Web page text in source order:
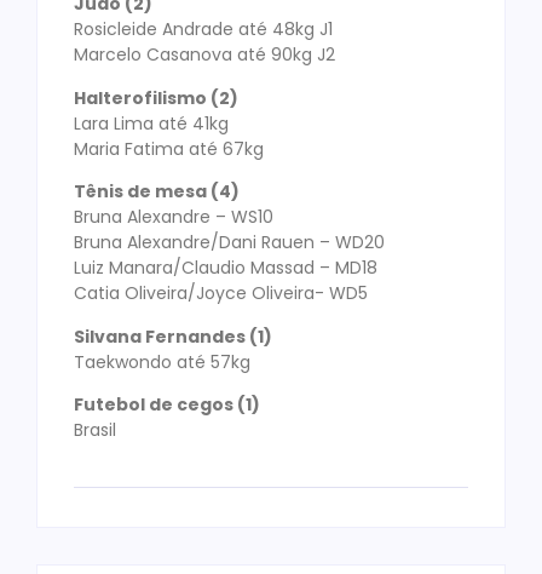
Rosicleide Andrade até 48kg J1
Marcelo Casanova até 90kg J2
Halterofilismo (2)
Lara Lima até 41kg
Maria Fatima até 67kg
Tênis de mesa (4)
Bruna Alexandre – WS10
Bruna Alexandre/Dani Rauen – WD20
Luiz Manara/Claudio Massad – MD18
Catia Oliveira/Joyce Oliveira- WD5
Silvana Fernandes (1)
Taekwondo até 57kg
Futebol de cegos (1)
Brasil